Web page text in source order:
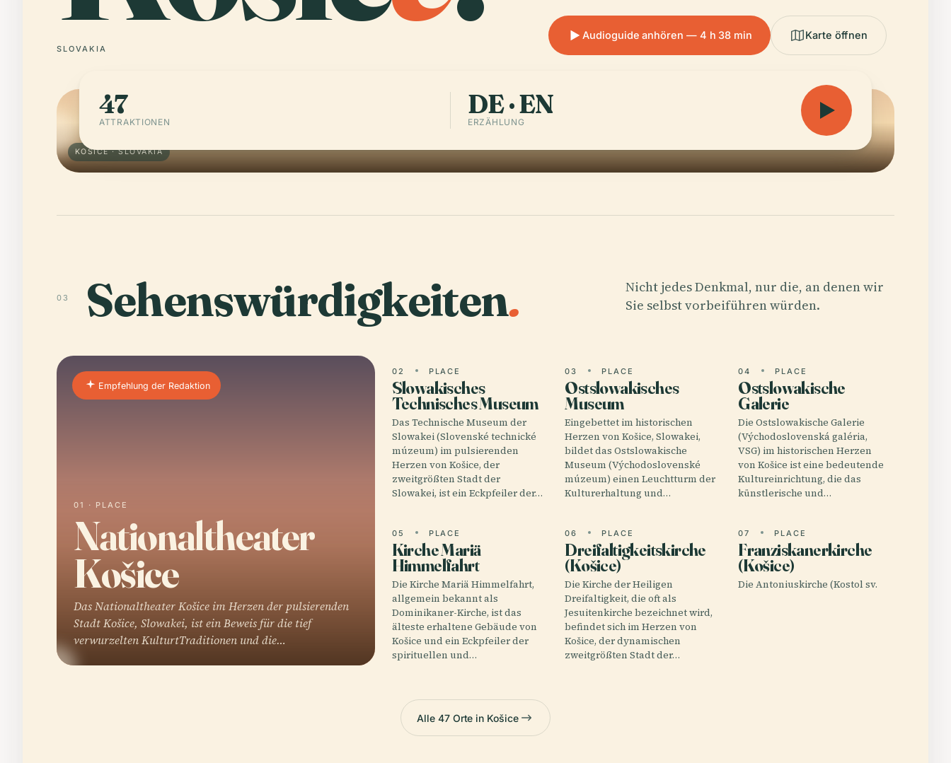
SLOVAKIA
Audioguide anhören — 4 h 38 min Karte öffnen
KOŠICE · SLOVAKIA
47
ATTRAKTIONEN
DE · EN
ERZÄHLUNG
03 Sehenswürdigkeiten.
Nicht jedes Denkmal, nur die, an denen wir
Sie selbst vorbeiführen würden.
Empfehlung der Redaktion
01 · PLACE
Nationaltheater
Košice
Das Nationaltheater Košice im Herzen der pulsierenden
Stadt Košice, Slowakei, ist ein Beweis für die tief
verwurzelten KulturtTraditionen und die…
02 PLACE
Slowakisches
Technisches Museum
Das Technische Museum der
Slowakei (Slovenské technické
múzeum) im pulsierenden
Herzen von Košice, der
zweitgrößten Stadt der
Slowakei, ist ein Eckpfeiler der…
03 PLACE
Ostslowakisches
Museum
Eingebettet im historischen
Herzen von Košice, Slowakei,
bildet das Ostslowakische
Museum (Východoslovenské
múzeum) einen Leuchtturm der
Kulturerhaltung und…
04 PLACE
Ostslowakische
Galerie
Die Ostslowakische Galerie
(Východoslovenská galéria,
VSG) im historischen Herzen
von Košice ist eine bedeutende
Kultureinrichtung, die das
künstlerische und…
05 PLACE
Kirche Mariä
Himmelfahrt
Die Kirche Mariä Himmelfahrt,
allgemein bekannt als
Dominikaner-Kirche, ist das
älteste erhaltene Gebäude von
Košice und ein Eckpfeiler der
spirituellen und…
06 PLACE
Dreifaltigkeitskirche
(Košice)
Die Kirche der Heiligen
Dreifaltigkeit, die oft als
Jesuitenkirche bezeichnet wird,
befindet sich im Herzen von
Košice, der dynamischen
zweitgrößten Stadt der…
07 PLACE
Franziskanerkirche
(Košice)
Die Antoniuskirche (Kostol sv.
Alle 47 Orte in Košice